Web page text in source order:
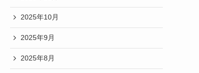
2025年10月
2025年9月
2025年8月